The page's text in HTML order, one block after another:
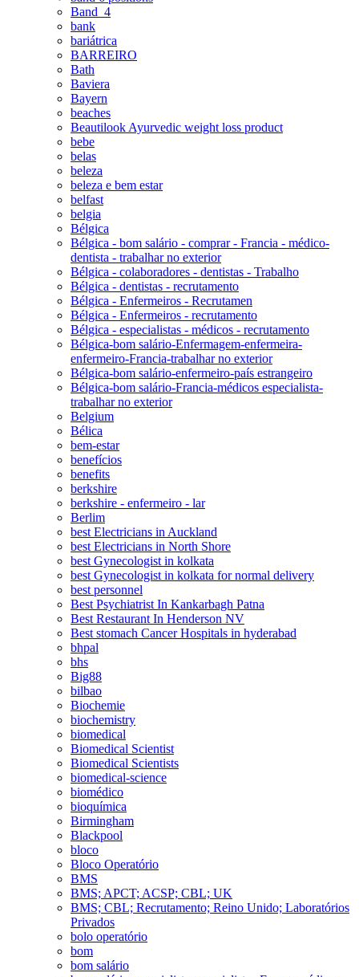
Band_4
bank
bariátrica
BARREIRO
Bath
Baviera
Bayern
beaches
Beautilook Ayurvedic weight loss product
bebe
belas
beleza
beleza e bem estar
belfast
belgia
Bélgica
Bélgica - bom salário - comprar - Francia - médico-
dentista - trabalhar no exterior
Bélgica - colaboradores - dentistas - Trabalho
Bélgica - dentistas - recrutamento
Bélgica - Enfermeiros - Recrutamen
Bélgica - Enfermeiros - recrutamento
Bélgica - especialistas - médicos - recrutamento
Bélgica-bom salário-Enfermagem-enfermeira-
enfermeiro-Francia-trabalhar no exterior
Bélgica-bom salário-enfermeiro-país estrangeiro
Bélgica-bom salário-Francia-médicos especialista-
trabalhar no exterior
Belgium
Bélica
bem-estar
benefícios
benefits
berkshire
berkshire - enfermeiro - lar
Berlim
best Electricians in Auckland
best Electricians in North Shore
best Gynecologist in kolkata
best Gynecologist in kolkata for normal delivery
best personnel
Best Psychiatrist In Kankarbagh Patna
Best Restaurant In Henderson NV
Best stomach Cancer Hospitals in hyderabad
bhpal
bhs
Big88
bilbao
Biochemie
biochemistry
biomedical
Biomedical Scientist
Biomedical Scientists
biomedical-science
biomédico
bioquímica
Birmingham
Blackpool
bloco
Bloco Operatório
BMS
BMS; APCT; ACSP; CBL; UK
BMS; CBL; Recrutamento; Reino Unido; Laboratórios
Privados
bolo operatório
bom
bom salário